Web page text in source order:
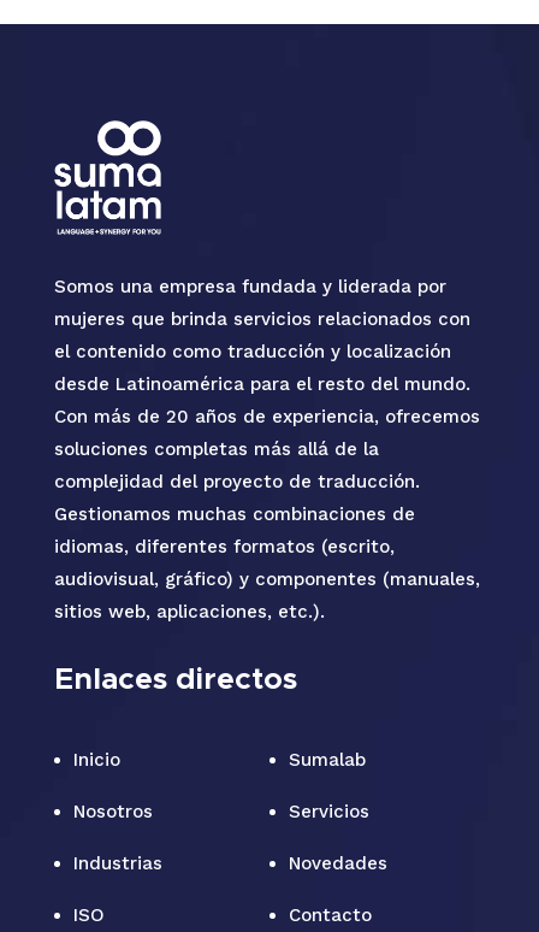
Somos una empresa fundada y liderada por
mujeres que brinda servicios relacionados con
el contenido como traducción y localización
desde Latinoamérica para el resto del mundo.
Con más de 20 años de experiencia, ofrecemos
soluciones completas más allá de la
complejidad del proyecto de traducción.
Gestionamos muchas combinaciones de
idiomas, diferentes formatos (escrito,
audiovisual, gráfico) y componentes (manuales,
sitios web, aplicaciones, etc.).
Enlaces directos
Inicio Sumalab
Nosotros Servicios
Industrias Novedades
ISO Contacto